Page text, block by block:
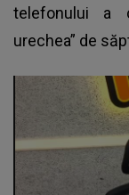
telefonului a
urechea” de